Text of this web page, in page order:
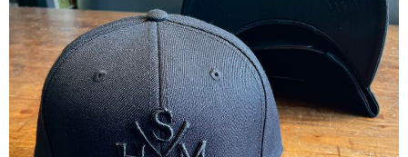
CAP
STICKER
その他
PARTS